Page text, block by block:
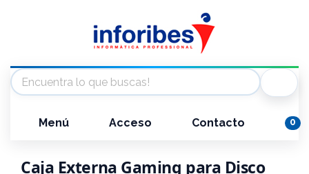
Menú Acceso Contacto 0
Caja Externa Gaming para Disco